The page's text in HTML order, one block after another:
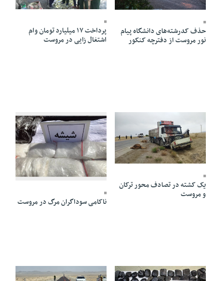
10 Shahrivar 1404 - 17:37
حذف کدرشته‌های دانشگاه پیام
نور مروست از دفترچه کنکور
پرداخت ۱۷ میلیارد تومان وام
اشتغال زایی در مروست
03 Ordibehesht 1404 - 16:09
یک کشته در تصادف محور ترکان
و مروست
03 Ordibehesht 1404 - 09:34
ناکامی سوداگران مرگ در مروست